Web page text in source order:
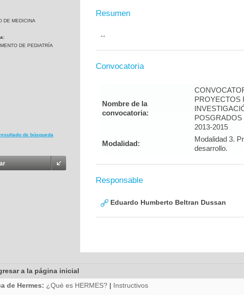
DE MEDICINA
DE PEDIATRÍA
de búsqueda
Resumen
--
Convocatoria
Nombre de la
convocatoria:
PROYECTOS
2013-2015
Modalidad:
Modalidad 3.
desarrollo.
Responsable
Eduardo Humberto Beltran Dussan
a la página inicial
de Hermes: ¿Qué es HERMES? | Instructivos